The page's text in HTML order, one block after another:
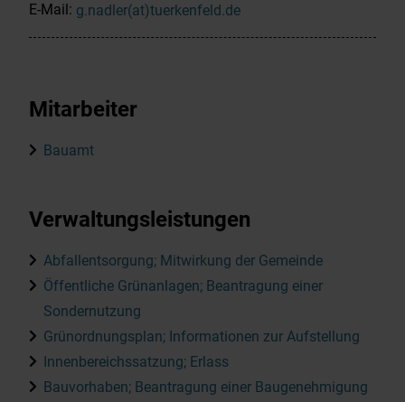
E-Mail: g.nadler(at)tuerkenfeld.de
Mitarbeiter
Bauamt
Verwaltungsleistungen
Abfallentsorgung; Mitwirkung der Gemeinde
Öffentliche Grünanlagen; Beantragung einer
Sondernutzung
Grünordnungsplan; Informationen zur Aufstellung
Innenbereichssatzung; Erlass
Bauvorhaben; Beantragung einer Baugenehmigung